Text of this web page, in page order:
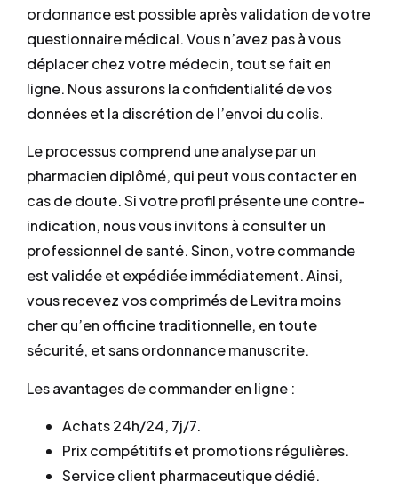
ordonnance est possible après validation de votre
questionnaire médical. Vous n’avez pas à vous
déplacer chez votre médecin, tout se fait en
ligne. Nous assurons la confidentialité de vos
données et la discrétion de l’envoi du colis.
Le processus comprend une analyse par un
pharmacien diplômé, qui peut vous contacter en
cas de doute. Si votre profil présente une contre-
indication, nous vous invitons à consulter un
professionnel de santé. Sinon, votre commande
est validée et expédiée immédiatement. Ainsi,
vous recevez vos comprimés de Levitra moins
cher qu’en officine traditionnelle, en toute
sécurité, et sans ordonnance manuscrite.
Les avantages de commander en ligne :
Achats 24h/24, 7j/7.
Prix compétitifs et promotions régulières.
Service client pharmaceutique dédié.